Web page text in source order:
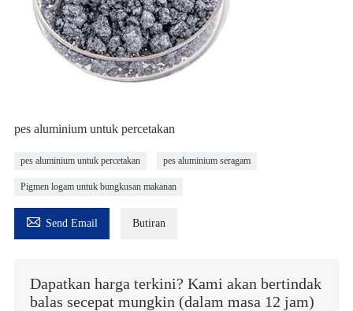
pes aluminium untuk percetakan
pes aluminium untuk percetakan pes aluminium seragam
Pigmen logam untuk bungkusan makanan
 Send Email Butiran
Dapatkan harga terkini? Kami akan bertindak
balas secepat mungkin (dalam masa 12 jam)